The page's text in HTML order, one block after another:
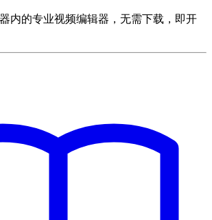
器内的专业视频编辑器，无需下载，即开